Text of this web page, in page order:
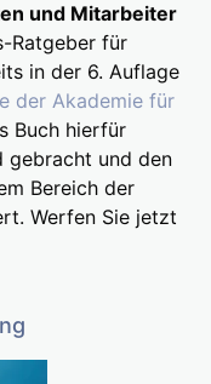
und Mitarbeiter
Ratgeber für
in der 6. Auflage
der Akademie für
Buch hierfür
gebracht und den
Bereich der
Werfen Sie jetzt